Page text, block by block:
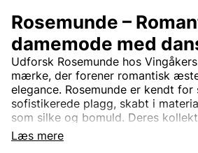
Læs mere
Rosemunde –
damemode med
Udforsk Rosemunde hos
mærke, der forener romantisk
elegance. Rosemunde er kendt for
sofistikerede plagg, skabt i
som silke og bomuld. Deres
smukke toppe med blonde detaljer
cardigans til tidløse kjoler og